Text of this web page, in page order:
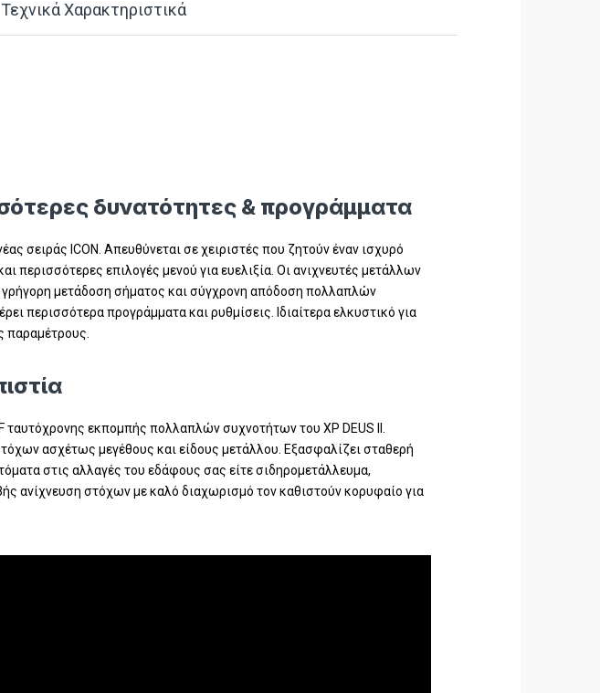
Τεχνικά Χαρακτηριστικά
δυνατότητες & προγράμματα
σειράς ICON. Απευθύνεται σε χειριστές που ζητούν έναν ισχυρό
επιλογές μενού για ευελιξία. Οι ανιχνευτές μετάλλων
γρήγορη μετάδοση σήματος και σύγχρονη απόδοση πολλαπλών
περισσότερα προγράμματα και ρυθμίσεις. Ιδιαίτερα ελκυστικό για
παραμέτρους.
ταυτόχρονης εκπομπής πολλαπλών συχνοτήτων του XP DEUS II.
ασχέτως μεγέθους και είδους μετάλλου. Εξασφαλίζει σταθερή
στις αλλαγές του εδάφους σας είτε σιδηρομετάλλευμα,
ανίχνευση στόχων με καλό διαχωρισμό τον καθιστούν κορυφαίο για